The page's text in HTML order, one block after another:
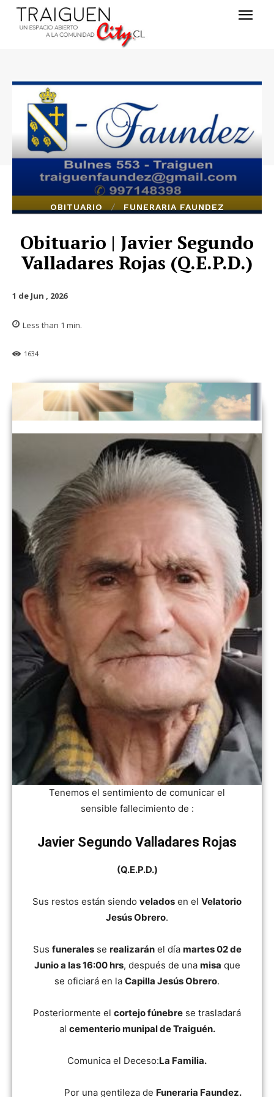
OBITUARIO FUNERARIA FAUNDEZ
Obituario | Javier Segundo
Valladares Rojas (Q.E.P.D.)
1 de Jun , 2026
Less than 1 min.
1634
Tenemos el sentimiento de comunicar el
sensible fallecimiento de :
Javier Segundo Valladares Rojas
(Q.E.P.D.)
Sus restos están siendo velados en el Velatorio
Jesús Obrero.
Sus funeralesse realizaránel día martes 02 de
Junio a las 16:00 hrs, después de una misa que
se oficiará en la Capilla Jesús Obrero.
Posteriormente el cortejo fúnebre se trasladará
al cementerio munipal de Traiguén.
Comunica el Deceso:La Familia.
Por una gentileza de Funeraria Faundez.